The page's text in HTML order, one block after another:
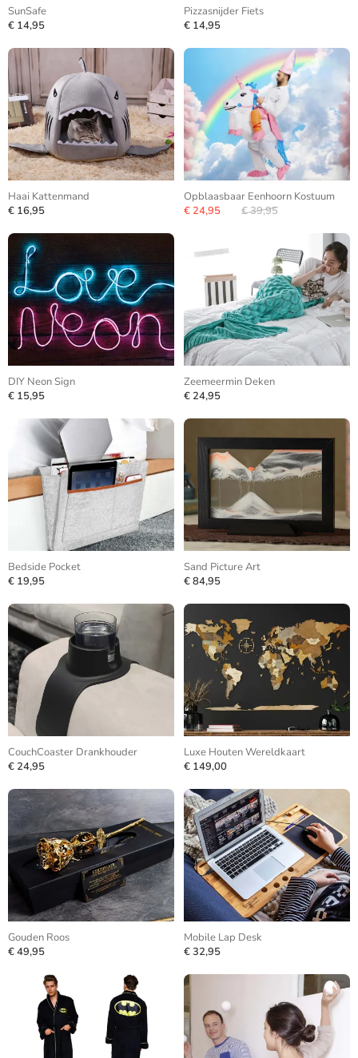
SunSafe
€ 14,95
Pizzasnijder Fiets
€ 14,95
Haai Kattenmand
€ 16,95
Opblaasbaar Eenhoorn Kostuum
€ 24,95
€ 39,95
DIY Neon Sign
€ 15,95
Zeemeermin Deken
€ 24,95
Bedside Pocket
€ 19,95
Sand Picture Art
€ 84,95
CouchCoaster Drankhouder
€ 24,95
Luxe Houten Wereldkaart
€ 149,00
Gouden Roos
€ 49,95
Mobile Lap Desk
€ 32,95